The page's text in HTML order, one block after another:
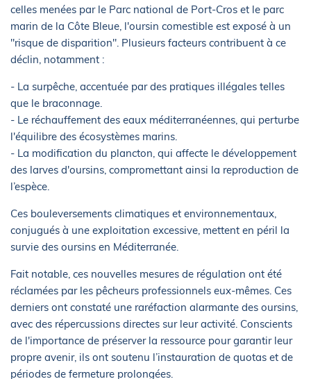
celles menées par le Parc national de Port-Cros et le parc
marin de la Côte Bleue, l'oursin comestible est exposé à un
"risque de disparition". Plusieurs facteurs contribuent à ce
déclin, notamment :
- La surpêche, accentuée par des pratiques illégales telles
que le braconnage.
- Le réchauffement des eaux méditerranéennes, qui perturbe
l'équilibre des écosystèmes marins.
- La modification du plancton, qui affecte le développement
des larves d'oursins, compromettant ainsi la reproduction de
l’espèce.
Ces bouleversements climatiques et environnementaux,
conjugués à une exploitation excessive, mettent en péril la
survie des oursins en Méditerranée.
Fait notable, ces nouvelles mesures de régulation ont été
réclamées par les pêcheurs professionnels eux-mêmes. Ces
derniers ont constaté une raréfaction alarmante des oursins,
avec des répercussions directes sur leur activité. Conscients
de l'importance de préserver la ressource pour garantir leur
propre avenir, ils ont soutenu l’instauration de quotas et de
périodes de fermeture prolongées.